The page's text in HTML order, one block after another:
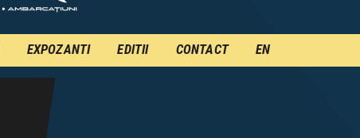
EXPOZANTI EDITII CONTACT EN